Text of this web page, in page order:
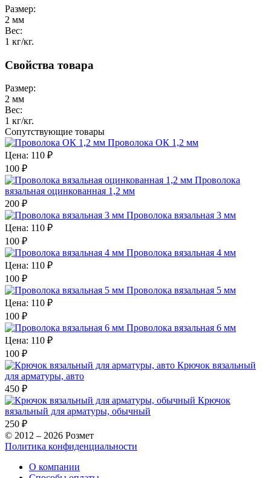
Размер:
2 мм
Вес:
1 кг/кг.
Свойства товара
Размер:
2 мм
Вес:
1 кг/кг.
Сопутствующие товары
Проволока ОК 1,2 мм
Цена: 110 ₽
100 ₽
Проволока
вязальная оцинкованная 1,2 мм
200 ₽
Проволока вязальная 3 мм
Цена: 110 ₽
100 ₽
Проволока вязальная 4 мм
Цена: 110 ₽
100 ₽
Проволока вязальная 5 мм
Цена: 110 ₽
100 ₽
Проволока вязальная 6 мм
Цена: 110 ₽
100 ₽
Крючок вязальный
для арматуры, авто
450 ₽
Крючок
вязальный для арматуры, обычный
250 ₽
© 2012 – 2026 Розмет
Политика конфиденциальности
О компании